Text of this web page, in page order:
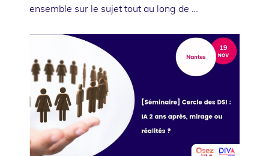
ensemble sur le sujet tout au long de …